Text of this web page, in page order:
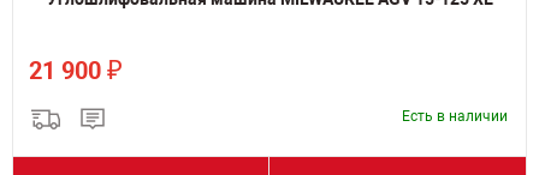
21 900 ₽
Есть в наличии